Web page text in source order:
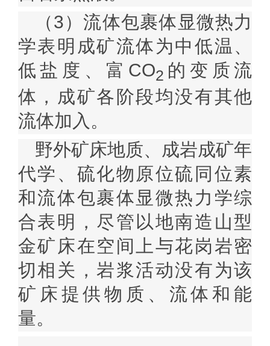
（3）流体包裹体显微热力
学表明成矿流体为中低温、
低盐度、富 CO2 的变质流
体，成矿各阶段均没有其他
流体加入。
野外矿床地质、成岩成矿年
代学、硫化物原位硫同位素
和流体包裹体显微热力学综
合表明，尽管以地南造山型
金矿床在空间上与花岗岩密
切相关，岩浆活动没有为该
矿床提供物质、流体和能
量。